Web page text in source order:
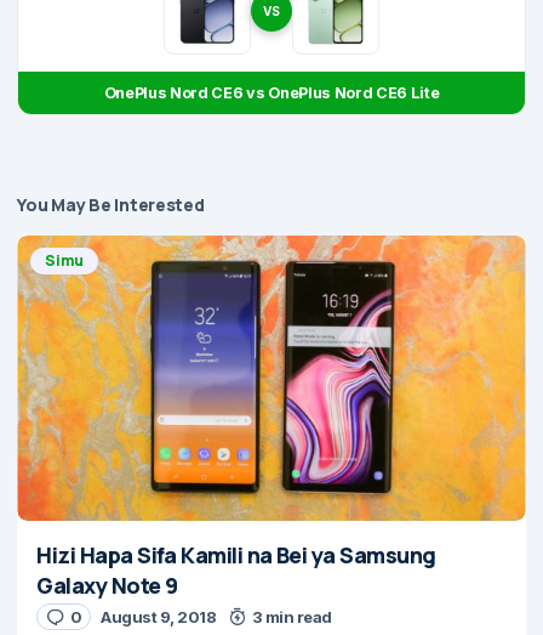
VS
OnePlus Nord CE6 vs OnePlus Nord CE6 Lite
You May Be Interested
Simu
Hizi Hapa Sifa Kamili na Bei ya Samsung
Galaxy Note 9
0 August 9, 2018 3 min read